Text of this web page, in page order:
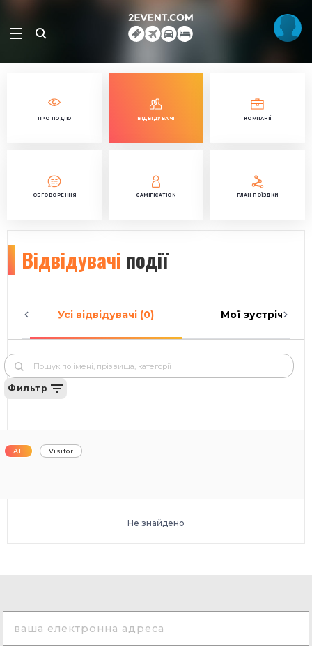
ПРО ПОДІЮ ВІДВІДУВАЧІ КОМПАНІЇ
ОБГОВОРЕННЯ GAMIFICATION ПЛАН ПОЇЗДКИ
Відвідувачі події
Усі відвідувачі (0) Мої зустрічі (0)
Фильтр
All Visitor
Не знайдено